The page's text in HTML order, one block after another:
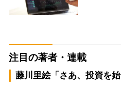
注目の著者・連載
藤川里絵「さあ、投資を始